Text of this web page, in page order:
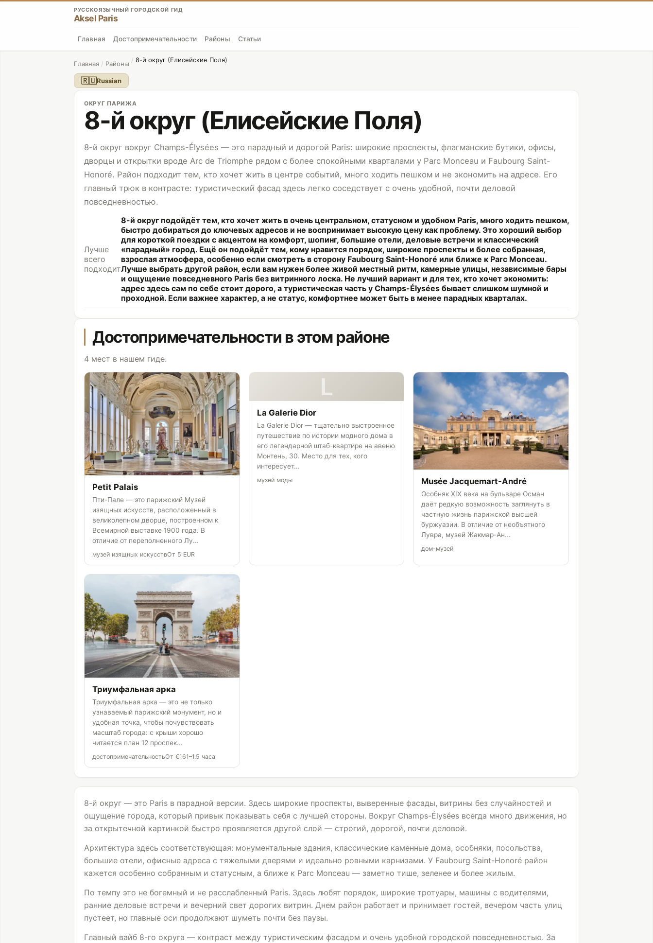
РУССКОЯЗЫЧНЫЙ ГОРОДСКОЙ ГИД
Aksel Paris
Главная Достопримечательности Районы Статьи
Главная / Районы / 8-й округ (Елисейские Поля)
🇷🇺Russian
ОКРУГ ПАРИЖА
8-й округ (Елисейские Поля)
8-й округ вокруг Champs-Élysées — это парадный и дорогой Paris: широкие проспекты, флагманские бутики, офисы,
дворцы и открытки вроде Arc de Triomphe рядом с более спокойными кварталами у Parc Monceau и Faubourg Saint-
Honoré. Район подходит тем, кто хочет жить в центре событий, много ходить пешком и не экономить на адресе. Его
главный трюк в контрасте: туристический фасад здесь легко соседствует с очень удобной, почти деловой
повседневностью.
Лучше
всего
подходит
8-й округ подойдёт тем, кто хочет жить в очень центральном, статусном и удобном Paris, много ходить пешком,
быстро добираться до ключевых адресов и не воспринимает высокую цену как проблему. Это хороший выбор
для короткой поездки с акцентом на комфорт, шопинг, большие отели, деловые встречи и классический
«парадный» город. Ещё он подойдёт тем, кому нравится порядок, широкие проспекты и более собранная,
взрослая атмосфера, особенно если смотреть в сторону Faubourg Saint-Honoré или ближе к Parc Monceau.
Лучше выбрать другой район, если вам нужен более живой местный ритм, камерные улицы, независимые бары
и ощущение повседневного Paris без витринного лоска. Не лучший вариант и для тех, кто хочет экономить:
адрес здесь сам по себе стоит дорого, а туристическая часть у Champs-Élysées бывает слишком шумной и
проходной. Если важнее характер, а не статус, комфортнее может быть в менее парадных кварталах.
Достопримечательности в этом районе
4 мест в нашем гиде.
Petit Palais
Пти-Пале — это парижский Музей
изящных искусств, расположенный в
великолепном дворце, построенном к
Всемирной выставке 1900 года. В
отличие от переполненного Лу...
музей изящных искусствОт 5 EUR
L
La Galerie Dior
La Galerie Dior — тщательно выстроенное
путешествие по истории модного дома в
его легендарной штаб-квартире на авеню
Монтень, 30. Место для тех, кого
интересует...
музей моды Musée Jacquemart-André
Особняк XIX века на бульваре Осман
даёт редкую возможность заглянуть в
частную жизнь парижской высшей
буржуазии. В отличие от необъятного
Лувра, музей Жакмар-Ан...
дом-музей
Триумфальная арка
Триумфальная арка — это не только
узнаваемый парижский монумент, но и
удобная точка, чтобы почувствовать
масштаб города: с крыши хорошо
читается план 12 проспек...
достопримечательностьОт €161–1.5 часа
8-й округ — это Paris в парадной версии. Здесь широкие проспекты, выверенные фасады, витрины без случайностей и
ощущение города, который привык показывать себя с лучшей стороны. Вокруг Champs-Élysées всегда много движения, но
за открытечной картинкой быстро проявляется другой слой — строгий, дорогой, почти деловой.
Архитектура здесь соответствующая: монументальные здания, классические каменные дома, особняки, посольства,
большие отели, офисные адреса с тяжелыми дверями и идеально ровными карнизами. У Faubourg Saint-Honoré район
кажется особенно собранным и статусным, а ближе к Parc Monceau — заметно тише, зеленее и более жилым.
По темпу это не богемный и не расслабленный Paris. Здесь любят порядок, широкие тротуары, машины с водителями,
ранние деловые встречи и вечерний свет дорогих витрин. Днем район работает и принимает гостей, вечером часть улиц
пустеет, но главные оси продолжают шуметь почти без паузы.
Главный вайб 8-го округа — контраст между туристическим фасадом и очень удобной городской повседневностью. За